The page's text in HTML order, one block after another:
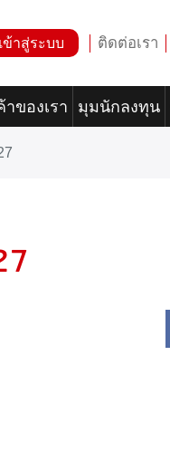
เข้าสู่ระบบ ติดต่อเรา
าของเรา มุมนักลงทุน